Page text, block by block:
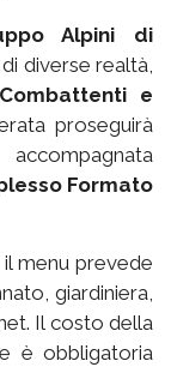
Alpini di
diverse realtà,
e
proseguirà
accompagnata
Formato
il menu prevede
giardiniera,
Il costo della
è obbligatoria